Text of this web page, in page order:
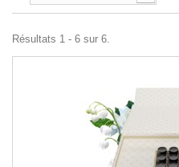
Résultats 1 - 6 sur 6.